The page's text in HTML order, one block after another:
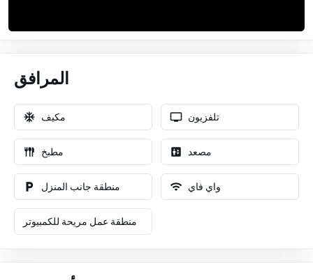
المرافق
مكيف تلفزيون
مطبخ مصعد
منطقة جانب المنزل واي فاي
منطقة عمل مريحة للكمبيوتر